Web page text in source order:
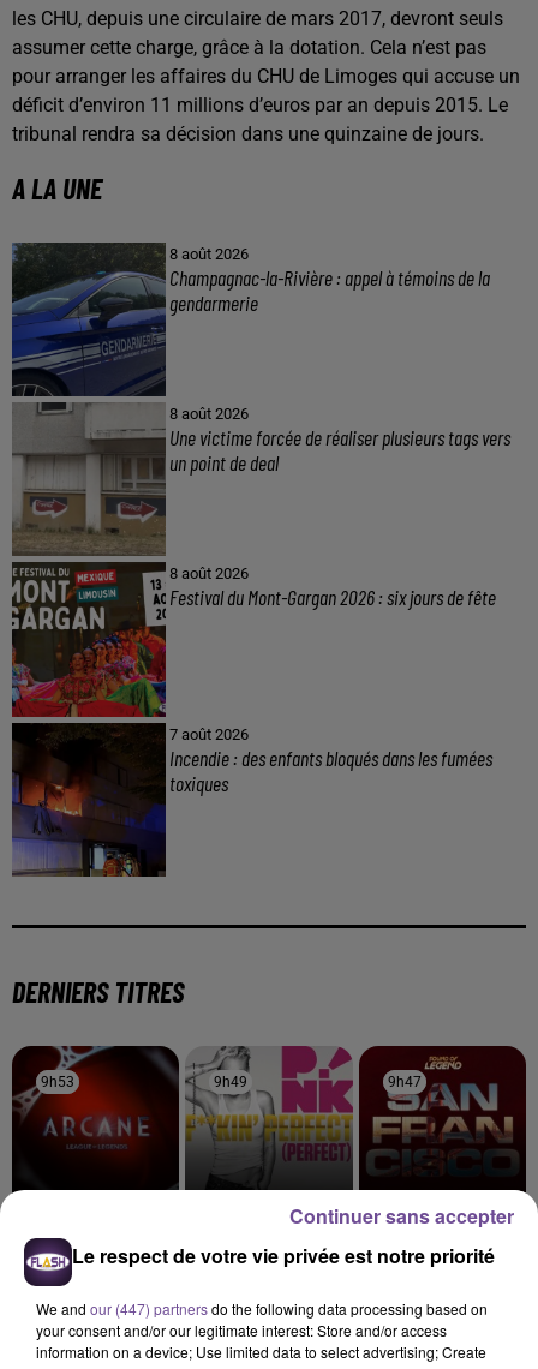
les CHU, depuis une circulaire de mars 2017, devront seuls
assumer cette charge, grâce à la dotation. Cela n’est pas
pour arranger les affaires du CHU de Limoges qui accuse un
déficit d’environ 11 millions d’euros par an depuis 2015. Le
tribunal rendra sa décision dans une quinzaine de jours.
A LA UNE
8 août 2026
Champagnac-la-Rivière : appel à témoins de la
gendarmerie
8 août 2026
Une victime forcée de réaliser plusieurs tags vers
un point de deal
8 août 2026
Festival du Mont-Gargan 2026 : six jours de fête
7 août 2026
Incendie : des enfants bloqués dans les fumées
toxiques
DERNIERS TITRES
9h53
9h53
STROMAE ET POMME
Ma Meilleure Ennemie
9h49
9h49
Fuckin' Perfect
9h47
9h47
San Francisco
9h41
9h41 9h38
9h38 9h34
9h34
Le respect de votre vie privée est notre priorité
We and our (447) partnersdo the following data processing based on
your consent and/or our legitimate interest: Store and/or access
information on a device; Use limited data to select advertising; Create
Continuer sans accepter